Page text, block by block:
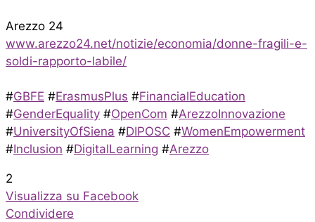
Arezzo 24
www.arezzo24.net/notizie/economia/donne-fragili-e-
soldi-rapporto-labile/
#GBFE #ErasmusPlus #FinancialEducation
#GenderEquality #OpenCom #ArezzoInnovazione
#UniversityOfSiena #DIPOSC #WomenEmpowerment
#Inclusion #DigitalLearning #Arezzo
2
Visualizza su Facebook
Condividere